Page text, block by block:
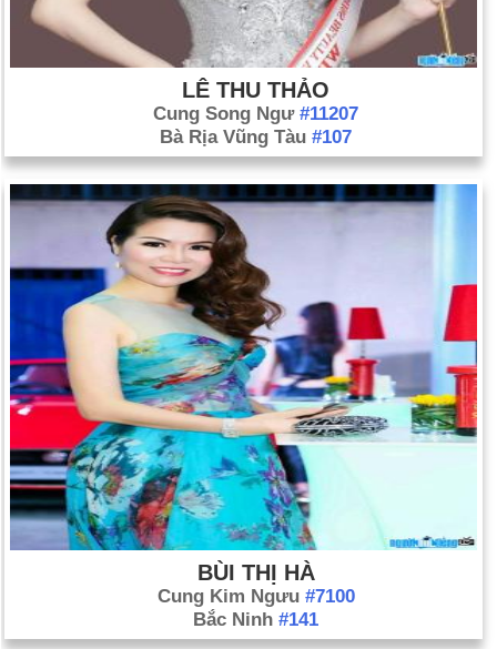
LÊ THU THẢO
Cung Song Ngư #11207
Bà Rịa Vũng Tàu #107
BÙI THỊ HÀ
Cung Kim Ngưu #7100
Bắc Ninh #141